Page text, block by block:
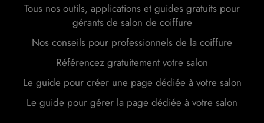
Tous nos outils, applications et guides gratuits pour
gérants de salon de coiffure
Nos conseils pour professionnels de la coiffure
Référencez gratuitement votre salon
Le guide pour créer une page dédiée à votre salon
Le guide pour gérer la page dédiée à votre salon